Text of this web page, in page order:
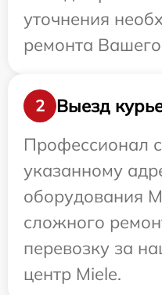
уточнения
ремонта Вашего
2
Выезд
Профессионал
указанному
оборудования
сложного
перевозку за
центр Miele.